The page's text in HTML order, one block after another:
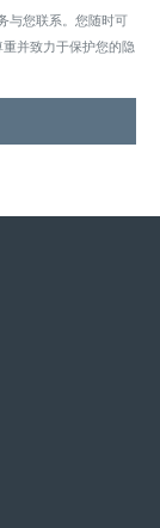
与您联系。您随时可
并致力于保护您的隐